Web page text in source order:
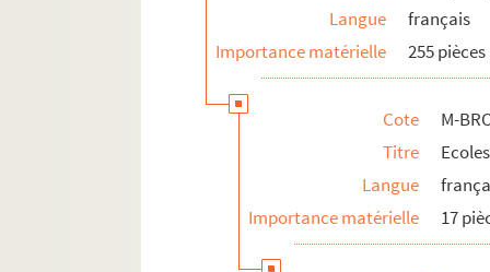
Langue
français
Importance matérielle
255 pièces
Cote
M-
Titre
Langue
Importance matérielle
17